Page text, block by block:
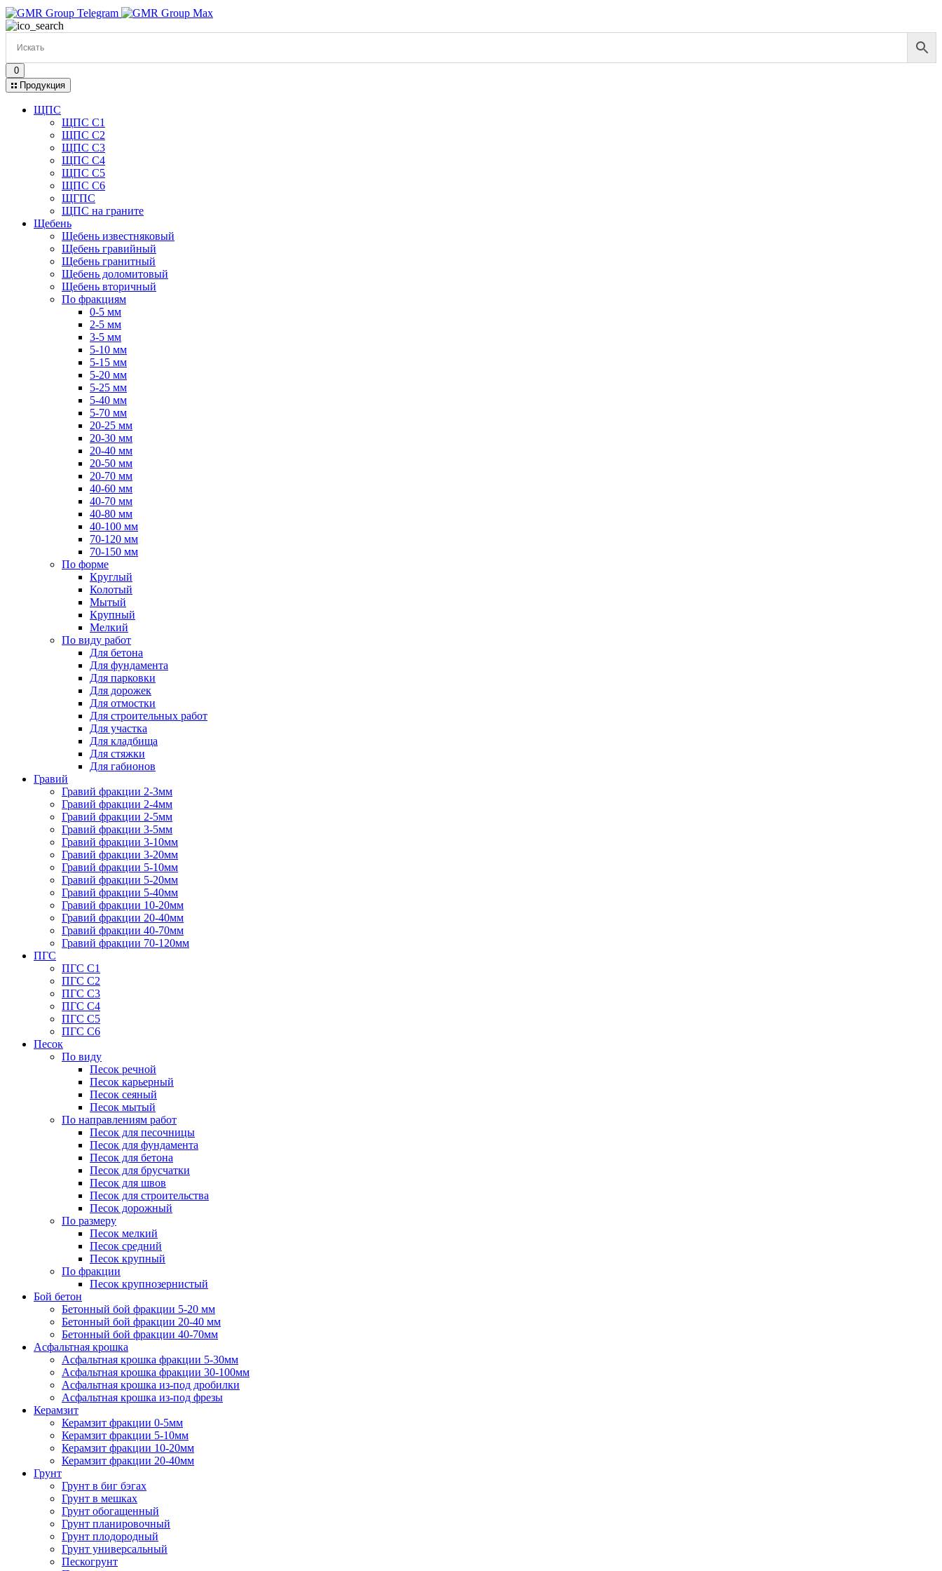
0
Продукция
ЩПС
ЩПС С1
ЩПС С2
ЩПС С3
ЩПС С4
ЩПС С5
ЩПС С6
ЩГПС
ЩПС на граните
Щебень
Щебень известняковый
Щебень гравийный
Щебень гранитный
Щебень доломитовый
Щебень вторичный
По фракциям
0-5 мм
2-5 мм
3-5 мм
5-10 мм
5-15 мм
5-20 мм
5-25 мм
5-40 мм
5-70 мм
20-25 мм
20-30 мм
20-40 мм
20-50 мм
20-70 мм
40-60 мм
40-70 мм
40-80 мм
40-100 мм
70-120 мм
70-150 мм
По форме
Круглый
Колотый
Мытый
Крупный
Мелкий
По виду работ
Для бетона
Для фундамента
Для парковки
Для дорожек
Для отмостки
Для строительных работ
Для участка
Для кладбища
Для стяжки
Для габионов
Гравий
Гравий фракции 2-3мм
Гравий фракции 2-4мм
Гравий фракции 2-5мм
Гравий фракции 3-5мм
Гравий фракции 3-10мм
Гравий фракции 3-20мм
Гравий фракции 5-10мм
Гравий фракции 5-20мм
Гравий фракции 5-40мм
Гравий фракции 10-20мм
Гравий фракции 20-40мм
Гравий фракции 40-70мм
Гравий фракции 70-120мм
ПГС
ПГС С1
ПГС С2
ПГС С3
ПГС С4
ПГС С5
ПГС С6
Песок
По виду
Песок речной
Песок карьерный
Песок сеяный
Песок мытый
По направлениям работ
Песок для песочницы
Песок для фундамента
Песок для бетона
Песок для брусчатки
Песок для швов
Песок для строительства
Песок дорожный
По размеру
Песок мелкий
Песок средний
Песок крупный
По фракции
Песок крупнозернистый
Бой бетон
Бетонный бой фракции 5-20 мм
Бетонный бой фракции 20-40 мм
Бетонный бой фракции 40-70мм
Асфальтная крошка
Асфальтная крошка фракции 5-30мм
Асфальтная крошка фракции 30-100мм
Асфальтная крошка из-под дробилки
Асфальтная крошка из-под фрезы
Керамзит
Керамзит фракции 0-5мм
Керамзит фракции 5-10мм
Керамзит фракции 10-20мм
Керамзит фракции 20-40мм
Грунт
Грунт в биг бэгах
Грунт в мешках
Грунт обогащенный
Грунт планировочный
Грунт плодородный
Грунт универсальный
Пескогрунт